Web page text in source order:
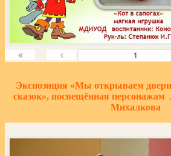
« ‹
Экспозиция «Мы открываем
сказок», посвещённая
Михалкова